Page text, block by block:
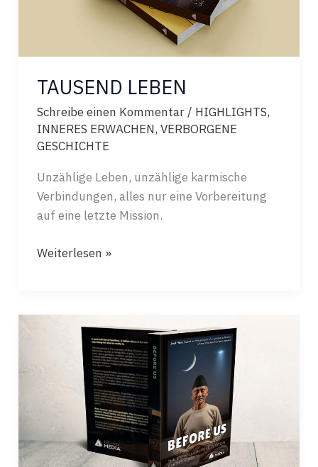
TAUSEND LEBEN
Schreibe einen Kommentar / HIGHLIGHTS,
INNERES ERWACHEN, VERBORGENE
GESCHICHTE
Unzählige Leben, unzählige karmische
Verbindungen, alles nur eine Vorbereitung
auf eine letzte Mission.
TAUSEND
Weiterlesen »